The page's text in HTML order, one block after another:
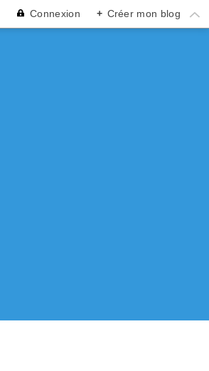
Connexion + Créer mon blog